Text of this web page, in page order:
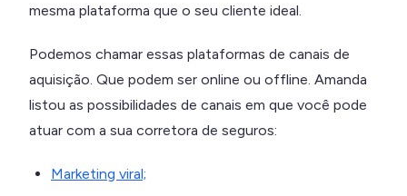
mesma plataforma que o seu cliente ideal.
Podemos chamar essas plataformas de canais de
aquisição. Que podem ser online ou offline. Amanda
listou as possibilidades de canais em que você pode
atuar com a sua corretora de seguros:
Marketing viral;